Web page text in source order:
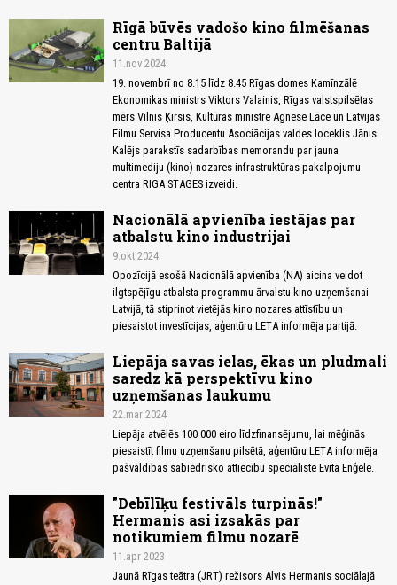
Rīgā būvēs vadošo kino filmēšanas
centru Baltijā
11.nov 2024
19. novembrī no 8.15 līdz 8.45 Rīgas domes Kamīnzālē
Ekonomikas ministrs Viktors Valainis, Rīgas valstspilsētas
mērs Vilnis Ķirsis, Kultūras ministre Agnese Lāce un Latvijas
Filmu Servisa Producentu Asociācijas valdes loceklis Jānis
Kalējs parakstīs sadarbības memorandu par jauna
multimediju (kino) nozares infrastruktūras pakalpojumu
centra RIGA STAGES izveidi.
Nacionālā apvienība iestājas par
atbalstu kino industrijai
9.okt 2024
Opozīcijā esošā Nacionālā apvienība (NA) aicina veidot
ilgtspējīgu atbalsta programmu ārvalstu kino uzņemšanai
Latvijā, tā stiprinot vietējās kino nozares attīstību un
piesaistot investīcijas, aģentūru LETA informēja partijā.
Liepāja savas ielas, ēkas un pludmali
saredz kā perspektīvu kino
uzņemšanas laukumu
22.mar 2024
Liepāja atvēlēs 100 000 eiro līdzfinansējumu, lai mēģinās
piesaistīt filmu uzņemšanu pilsētā, aģentūru LETA informēja
pašvaldības sabiedrisko attiecību speciāliste Evita Enģele.
"Debīlīķu festivāls turpinās!"
Hermanis asi izsakās par
notikumiem filmu nozarē
11.apr 2023
Jaunā Rīgas teātra (JRT) režisors Alvis Hermanis sociālajā